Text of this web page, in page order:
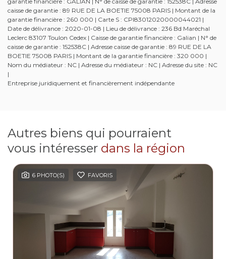
caisse de garantie : 89 RUE DE LA BOETIE 75008 PARIS | Montant de la
garantie financière : 260 000 | Carte S : CPI83012020000044021 |
Date de délivrance : 2020-01-08 | Lieu de délivrance : 236 Bd Maréchal
Leclerc 83107 Toulon Cedex | Caisse de garantie financière : Galian | N° de
caisse de garantie : 152538C | Adresse caisse de garantie : 89 RUE DE LA
BOETIE 75008 PARIS | Montant de la garantie financière : 320 000 |
Nom du médiateur : NC | Adresse du médiateur : NC | Adresse du site : NC
|
Entreprise juridiquement et financièrement indépendante
Autres biens qui pourraient
vous intéresser dans la région
6 PHOTO(S) FAVORIS